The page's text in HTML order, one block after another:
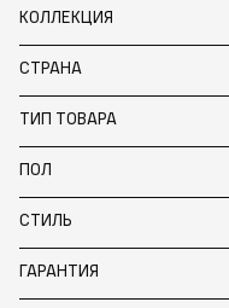
КОЛЛЕКЦИЯ
СТРАНА
ТИП ТОВАРА
ПОЛ
СТИЛЬ
ГАРАНТИЯ